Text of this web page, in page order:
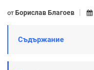
от Борислав Благоев
Съдържание